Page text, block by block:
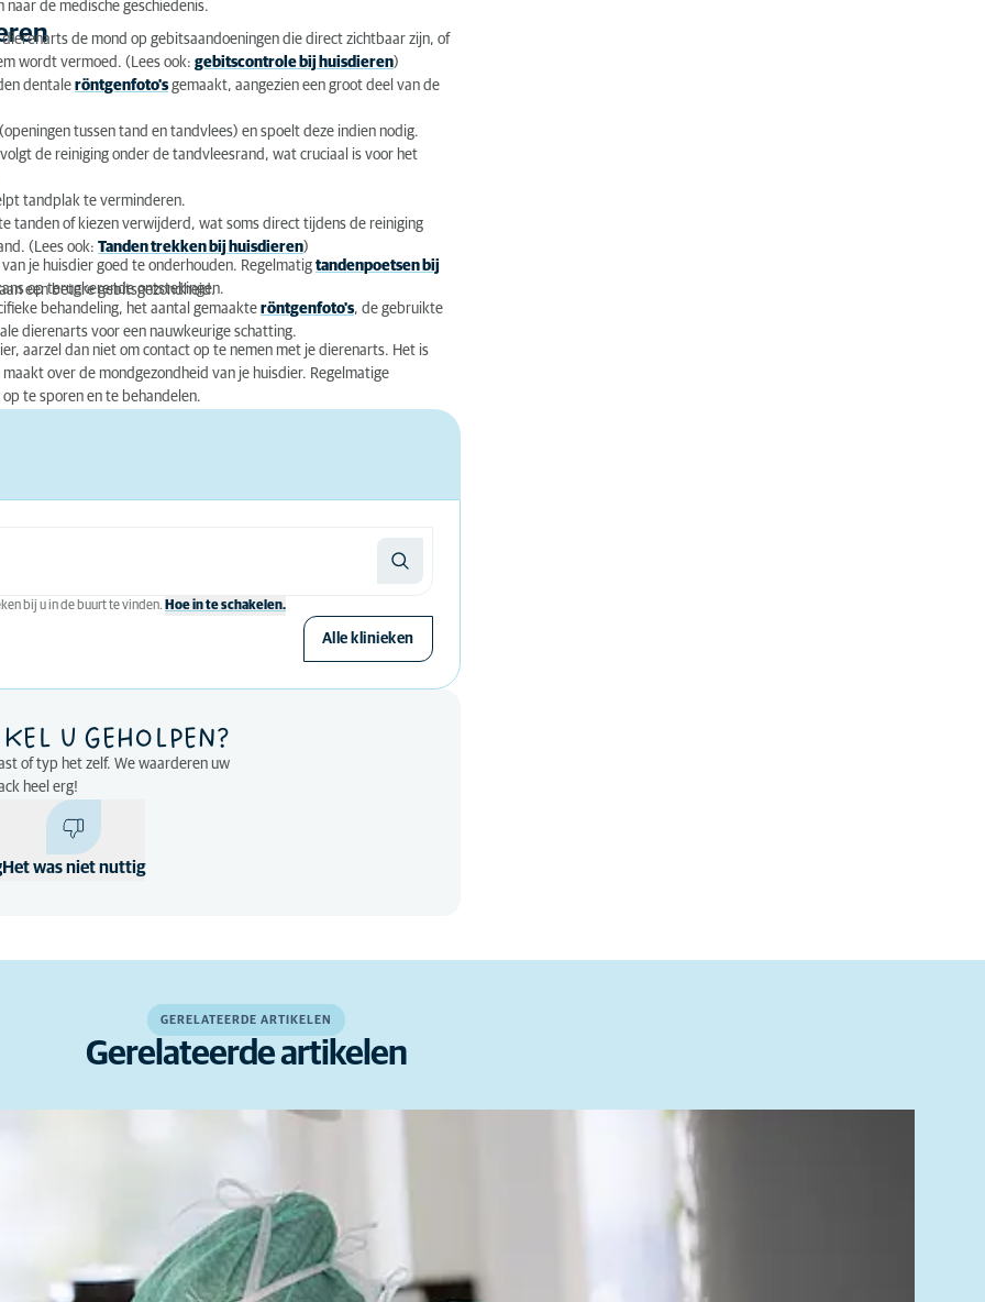
de medische geschiedenis.
de mond op gebitsaandoeningen die direct zichtbaar zijn, of
wordt vermoed. (Lees ook: gebitscontrole bij huisdieren)
dentale röntgenfoto'sgemaakt, aangezien een groot deel van de
tussen tand en tandvlees) en spoelt deze indien nodig.
de reiniging onder de tandvleesrand, wat cruciaal is voor het
tandplak te verminderen.
tanden of kiezen verwijderd, wat soms direct tijdens de reiniging
(Lees ook: Tanden trekken bij huisdieren)
je huisdier goed te onderhouden. Regelmatig tandenpoetsen bij
op terugkerende ontstekingen.
een betere gebitsgezondheid.
behandeling, het aantal gemaakte röntgenfoto's, de gebruikte
dierenarts voor een nauwkeurige schatting.
aarzel dan niet om contact op te nemen met je dierenarts. Het is
over de mondgezondheid van je huisdier. Regelmatige
te sporen en te behandelen.
bij u in de buurt te vinden. Hoe in te schakelen.
Alle klinieken
U GEHOLPEN?
of typ het zelf. We waarderen uw
heel erg!
Het was niet nuttig
GERELATEERDE ARTIKELEN
Gerelateerde artikelen